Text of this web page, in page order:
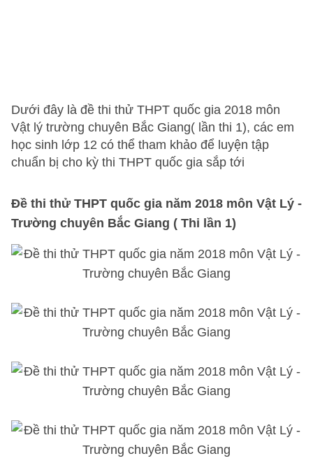
Dưới đây là đề thi thử THPT quốc gia 2018 môn
Vật lý trường chuyên Bắc Giang( lần thi 1), các em
học sinh lớp 12 có thể tham khảo để luyện tập
chuẩn bị cho kỳ thi THPT quốc gia sắp tới
Đề thi thử THPT quốc gia năm 2018 môn Vật Lý -
Trường chuyên Bắc Giang ( Thi lần 1)